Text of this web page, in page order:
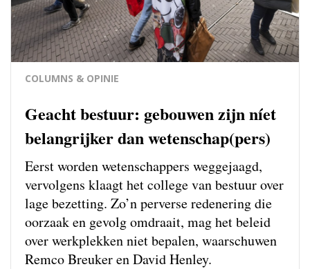
COLUMNS & OPINIE
Geacht bestuur: gebouwen zijn níet
belangrijker dan wetenschap(pers)
Eerst worden wetenschappers weg­gejaagd,
vervolgens klaagt het college van bestuur over
lage bezetting. Zo’n perverse redenering die
oorzaak en gevolg omdraait, mag het beleid
over werkplekken niet bepalen, waarschuwen
Remco Breuker en David Henley.